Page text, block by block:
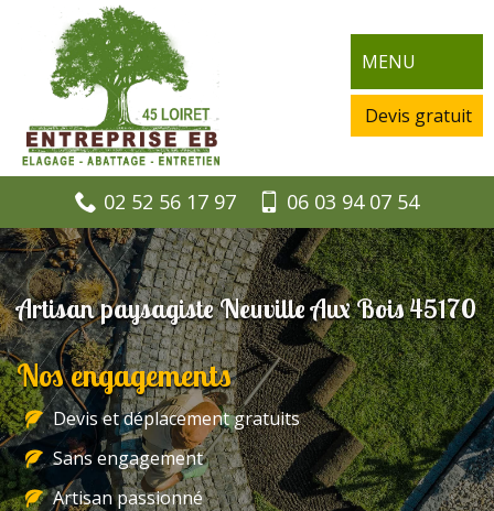
MENU
Devis gratuit
02 52 56 17 97 06 03 94 07 54
Artisan paysagiste Neuville Aux Bois 45170
Nos engagements
Devis et déplacement gratuits
Sans engagement
Artisan passionné